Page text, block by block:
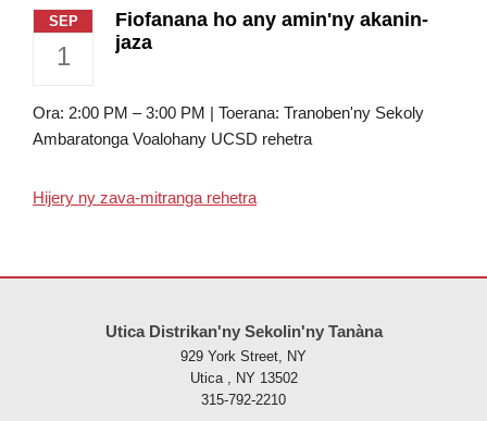
SEP
1
Fiofanana ho any amin'ny akanin-
jaza
Ora: 2:00 PM – 3:00 PM | Toerana: Tranoben'ny Sekoly
Ambaratonga Voalohany UCSD rehetra
Hijery ny zava-mitranga rehetra
Utica Distrikan'ny Sekolin'ny Tanàna
929 York Street, NY
Utica , NY 13502
315-792-2210